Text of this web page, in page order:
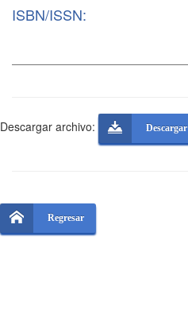
ISBN/ISSN:
Descargar archivo: Descargar
Regresar